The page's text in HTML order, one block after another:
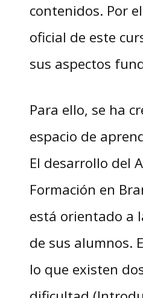
contenidos. Por
oficial de este
sus aspectos
Para ello, se ha
espacio de
El desarrollo del
Formación en
está orientado a
de sus alumnos.
lo que existen